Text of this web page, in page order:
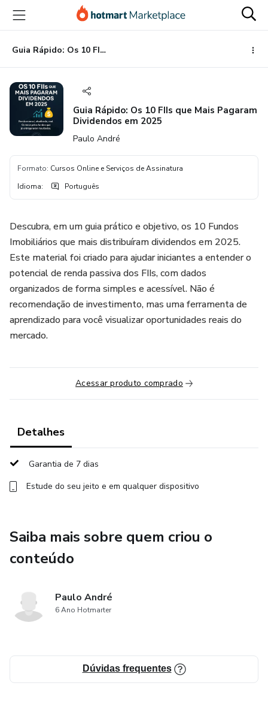
para
conteúdo
principal
para
pagamento
para
rodapé
Guia Rápido: Os 10 FIIs que Mais Pagaram Dividendos em 2025
Guia Rápido: Os 10 FIIs que Mais Pagaram
Dividendos em 2025
Paulo André
Formato: Cursos Online e Serviços de Assinatura
Idioma: Português
Descubra, em um guia prático e objetivo, os 10 Fundos
Imobiliários que mais distribuíram dividendos em 2025.
Este material foi criado para ajudar iniciantes a entender o
potencial de renda passiva dos FIIs, com dados
organizados de forma simples e acessível. Não é
recomendação de investimento, mas uma ferramenta de
aprendizado para você visualizar oportunidades reais do
mercado.
Acessar produto comprado
Detalhes
Garantia de 7 dias
Estude do seu jeito e em qualquer dispositivo
Saiba mais sobre quem criou o
conteúdo
Paulo André
6 Ano Hotmarter
Dúvidas frequentes